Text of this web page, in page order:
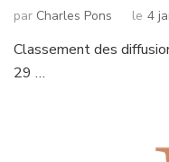
par Charles Pons le 4
Classement des
29 …